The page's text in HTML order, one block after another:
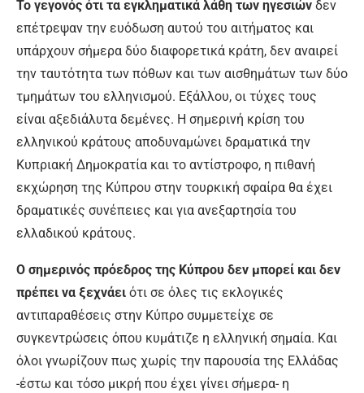
Το γεγονός ότι τα εγκληματικά λάθη των ηγεσιών δεν
επέτρεψαν την ευόδωση αυτού του αιτήματος και
υπάρχουν σήμερα δύο διαφορετικά κράτη, δεν αναιρεί
την ταυτότητα των πόθων και των αισθημάτων των δύο
τμημάτων του ελληνισμού. Εξάλλου, οι τύχες τους
είναι αξεδιάλυτα δεμένες. Η σημερινή κρίση του
ελληνικού κράτους αποδυναμώνει δραματικά την
Κυπριακή Δημοκρατία και το αντίστροφο, η πιθανή
εκχώρηση της Κύπρου στην τουρκική σφαίρα θα έχει
δραματικές συνέπειες και για ανεξαρτησία του
ελλαδικού κράτους.
Ο σημερινός πρόεδρος της Κύπρου δεν μπορεί και δεν
πρέπει να ξεχνάει ότι σε όλες τις εκλογικές
αντιπαραθέσεις στην Κύπρο συμμετείχε σε
συγκεντρώσεις όπου κυμάτιζε η ελληνική σημαία. Και
όλοι γνωρίζουν πως χωρίς την παρουσία της Ελλάδας
-έστω και τόσο μικρή που έχει γίνει σήμερα- η